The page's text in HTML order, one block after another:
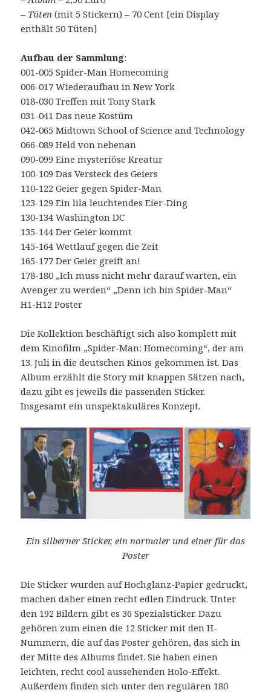
– Tüten (mit 5 Stickern) – 70 Cent [ein Display
enthält 50 Tüten]
Aufbau der Sammlung:
001-005 Spider-Man Homecoming
006-017 Wiederaufbau in New York
018-030 Treffen mit Tony Stark
031-041 Das neue Kostüm
042-065 Midtown School of Science and Technology
066-089 Held von nebenan
090-099 Eine mysteriöse Kreatur
100-109 Das Versteck des Geiers
110-122 Geier gegen Spider-Man
123-129 Ein lila leuchtendes Eier-Ding
130-134 Washington DC
135-144 Der Geier kommt
145-164 Wettlauf gegen die Zeit
165-177 Der Geier greift an!
178-180 „Ich muss nicht mehr darauf warten, ein
Avenger zu werden“ „Denn ich bin Spider-Man“
H1-H12 Poster
Die Kollektion beschäftigt sich also komplett mit
dem Kinofilm „Spider-Man: Homecoming“, der am
13. Juli in die deutschen Kinos gekommen ist. Das
Album erzählt die Story mit knappen Sätzen nach,
dazu gibt es jeweils die passenden Sticker.
Insgesamt ein unspektakuläres Konzept.
Ein silberner Sticker, ein normaler und einer für das
Poster
Die Sticker wurden auf Hochglanz-Papier gedruckt,
machen daher einen recht edlen Eindruck. Unter
den 192 Bildern gibt es 36 Spezialsticker. Dazu
gehören zum einen die 12 Sticker mit den H-
Nummern, die auf das Poster gehören, das sich in
der Mitte des Albums findet. Sie haben einen
leichten, recht cool aussehenden Holo-Effekt.
Außerdem finden sich unter den regulären 180